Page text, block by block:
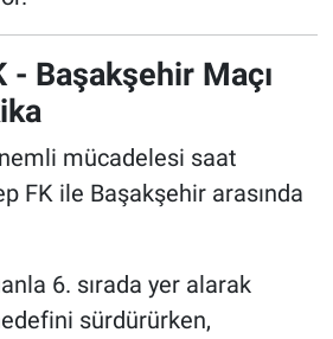
- Başakşehir Maçı
mücadelesi saat
FK ile Başakşehir arasında
6. sırada yer alarak
sürdürürken,